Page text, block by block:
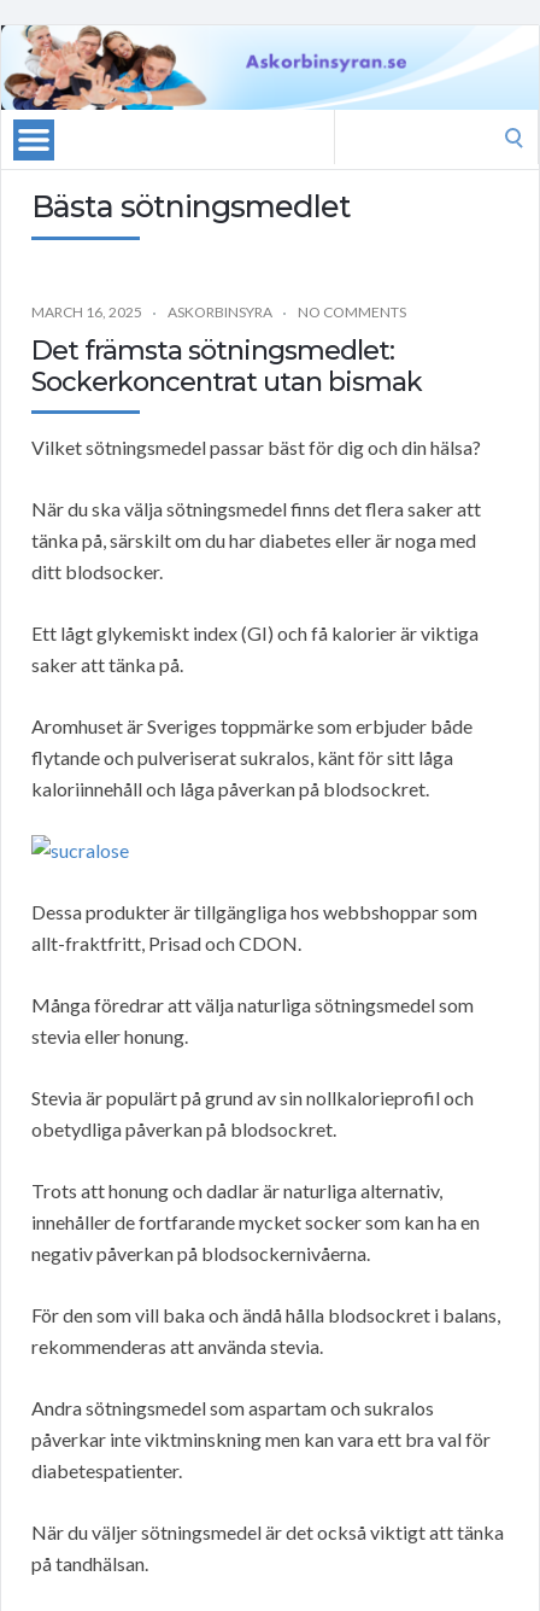
Bästa sötningsmedlet
MARCH 16, 2025 ASKORBINSYRA NO COMMENTS
Det främsta sötningsmedlet:
Sockerkoncentrat utan bismak
Vilket sötningsmedel passar bäst för dig och din hälsa?
När du ska välja sötningsmedel finns det flera saker att
tänka på, särskilt om du har diabetes eller är noga med
ditt blodsocker.
Ett lågt glykemiskt index (GI) och få kalorier är viktiga
saker att tänka på.
Aromhuset är Sveriges toppmärke som erbjuder både
flytande och pulveriserat sukralos, känt för sitt låga
kaloriinnehåll och låga påverkan på blodsockret.
Dessa produkter är tillgängliga hos webbshoppar som
allt-fraktfritt, Prisad och CDON.
Många föredrar att välja naturliga sötningsmedel som
stevia eller honung.
Stevia är populärt på grund av sin nollkalorieprofil och
obetydliga påverkan på blodsockret.
Trots att honung och dadlar är naturliga alternativ,
innehåller de fortfarande mycket socker som kan ha en
negativ påverkan på blodsockernivåerna.
För den som vill baka och ändå hålla blodsockret i balans,
rekommenderas att använda stevia.
Andra sötningsmedel som aspartam och sukralos
påverkar inte viktminskning men kan vara ett bra val för
diabetespatienter.
När du väljer sötningsmedel är det också viktigt att tänka
på tandhälsan.